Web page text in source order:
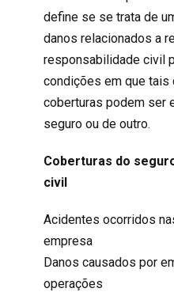
define se se trata de
danos relacionados a
responsabilidade civil
condições em que tais
coberturas podem ser
seguro ou de outro.
Coberturas do
civil
Acidentes ocorridos
empresa
Danos causados por
operações